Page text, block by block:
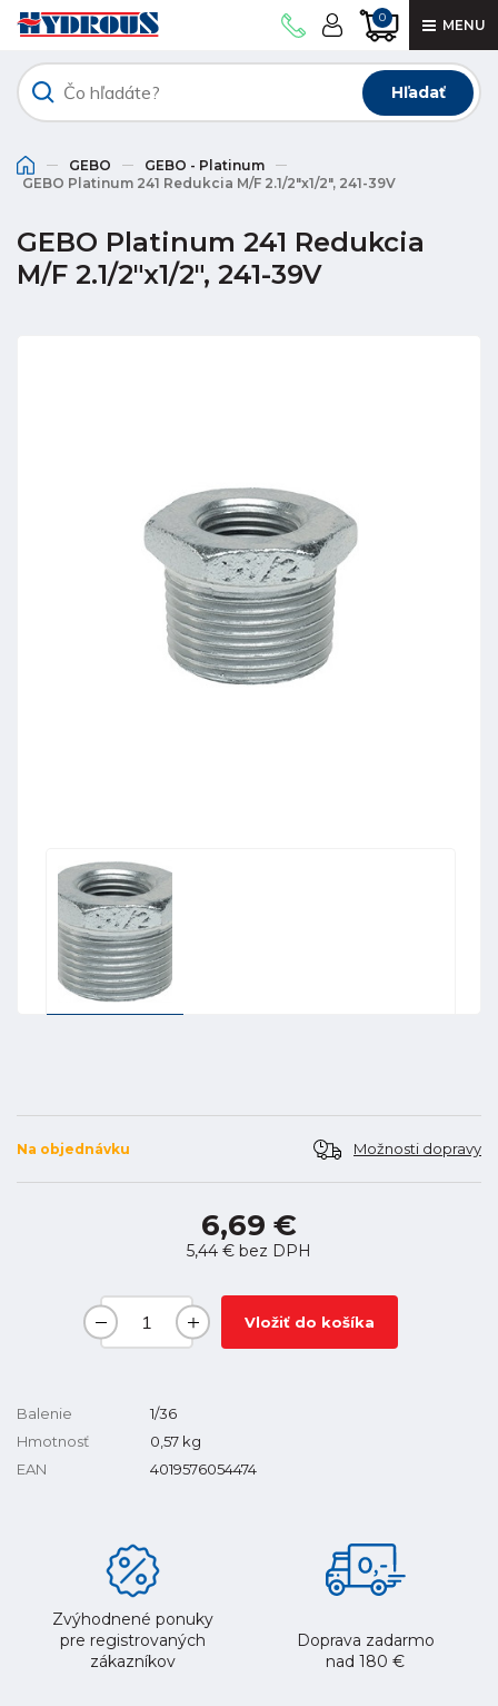
0 MENU
Hľadať
GEBO
GEBO - Platinum
GEBO Platinum 241 Redukcia M/F 2.1/2"x1/2", 241-39V
GEBO Platinum 241 Redukcia
M/F 2.1/2"x1/2", 241-39V
Na objednávku Možnosti dopravy
6,69 €
5,44 € bez DPH
Vložiť do košíka
Balenie
1/36
Hmotnosť
0,57 kg
EAN
4019576054474
Zvýhodnené ponuky
pre registrovaných
zákazníkov
Doprava zadarmo
nad 180 €